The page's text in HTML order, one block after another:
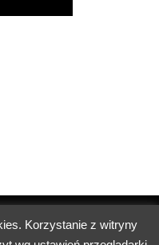
Jerzego w Poznaniu.
Korzystanie z witryny